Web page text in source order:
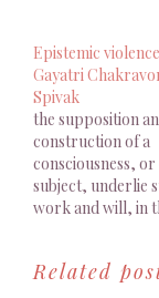
Epistemic
Gayatri
Spivak
the supposition
construction of a
consciousness, or
subject, underlie
work and will, in
the subject,
Related